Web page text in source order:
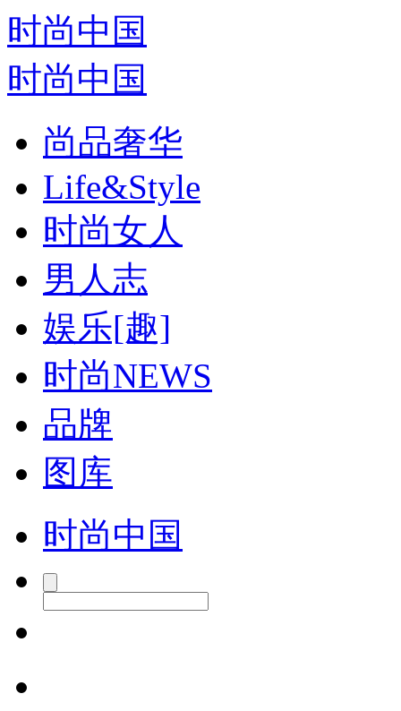
时尚中国
时尚中国
尚品奢华
Life&Style
时尚女人
男人志
娱乐[趣]
时尚NEWS
品牌
图库
时尚中国